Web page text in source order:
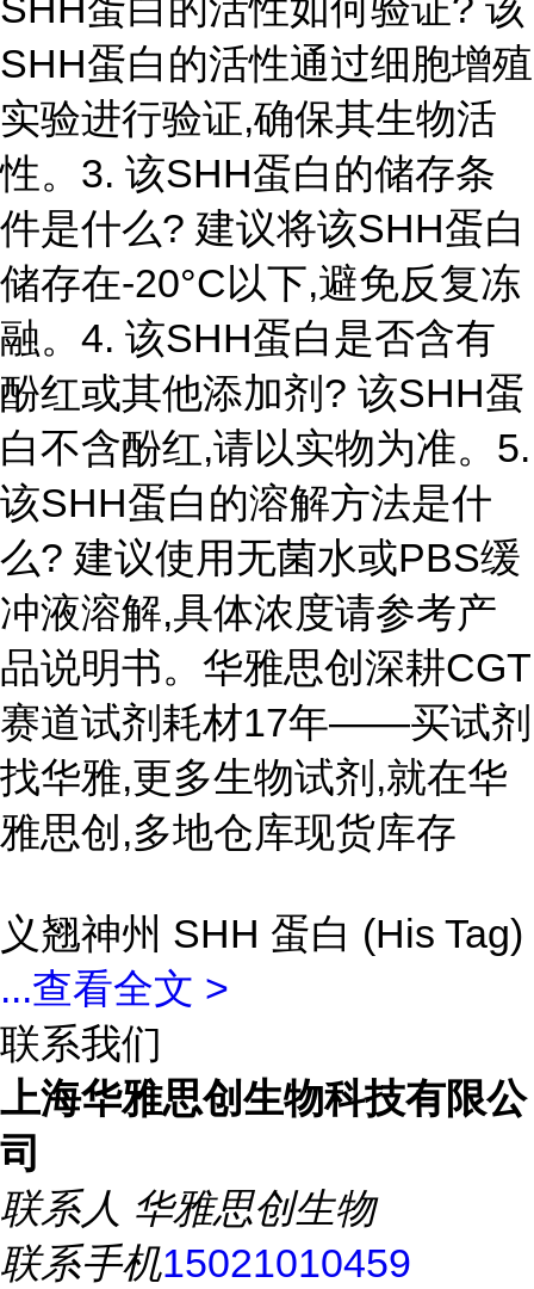
SHH蛋白的活性通过细胞增殖
实验进行验证,确保其生物活
性。3. 该SHH蛋白的储存条
件是什么? 建议将该SHH蛋白
储存在-20°C以下,避免反复冻
融。4. 该SHH蛋白是否含有
酚红或其他添加剂? 该SHH蛋
白不含酚红,请以实物为准。5.
该SHH蛋白的溶解方法是什
么? 建议使用无菌水或PBS缓
冲液溶解,具体浓度请参考产
品说明书。华雅思创深耕CGT
赛道试剂耗材17年——买试剂
找华雅,更多生物试剂,就在华
雅思创,多地仓库现货库存
义翘神州 SHH 蛋白 (His Tag)
...查看全文 >
联系我们
上海华雅思创生物科技有限公
司
联系人 华雅思创生物
联系手机15021010459